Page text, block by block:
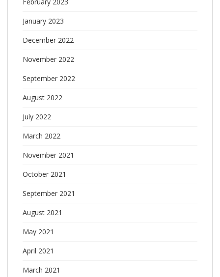
February 2023
January 2023
December 2022
November 2022
September 2022
August 2022
July 2022
March 2022
November 2021
October 2021
September 2021
August 2021
May 2021
April 2021
March 2021